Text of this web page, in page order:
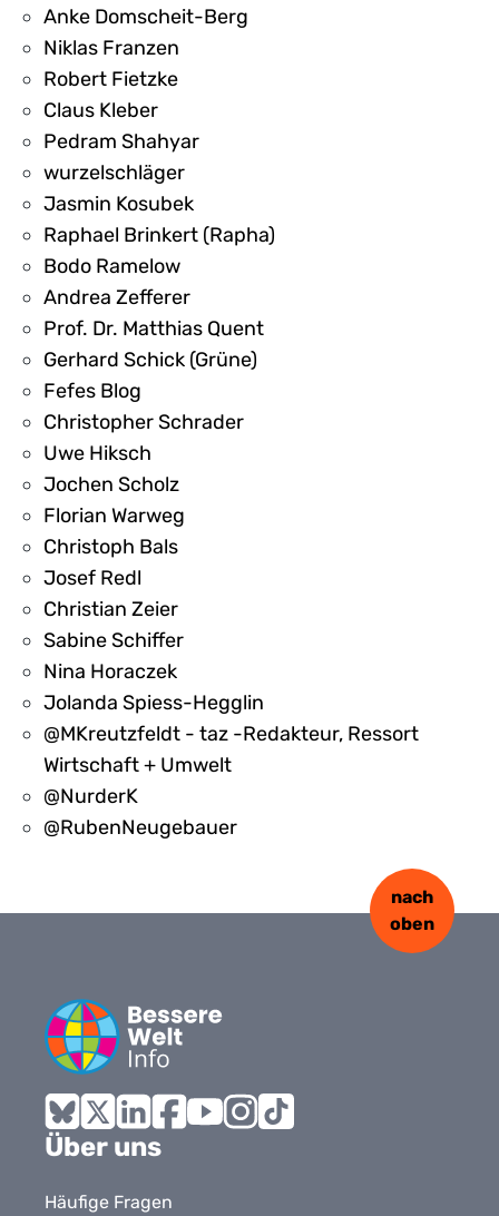
Anke Domscheit-Berg
Niklas Franzen
Robert Fietzke
Claus Kleber
Pedram Shahyar
wurzelschläger
Jasmin Kosubek
Raphael Brinkert (Rapha)
Bodo Ramelow
Andrea Zefferer
Prof. Dr. Matthias Quent
Gerhard Schick (Grüne)
Fefes Blog
Christopher Schrader
Uwe Hiksch
Jochen Scholz
Florian Warweg
Christoph Bals
Josef Redl
Christian Zeier
Sabine Schiffer
Nina Horaczek
Jolanda Spiess-Hegglin
@MKreutzfeldt - taz -Redakteur, Ressort
Wirtschaft + Umwelt
@NurderK
@RubenNeugebauer
Bluesky
X LinkedInFacebook
nach
oben
Über uns
Häufige Fragen